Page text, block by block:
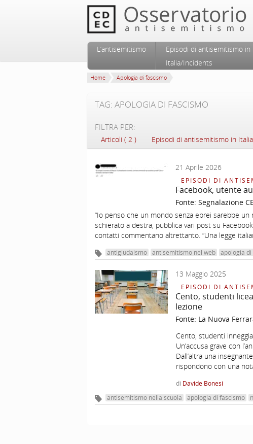
Menu principale
Vai al contenuto principale
Vai al contenuto secondario
L’antisemitismo
Episodi di antisemitismo in
Italia/Incidents
Home Apologia di fascismo
TAG: APOLOGIA DI FASCISMO
FILTRA PER:
Articoli ( 2 ) Episodi di antisemitismo in
21 Aprile 2026
EPISODI DI
Facebook, utente
Fonte: Segnalazione CE
“Io penso che un mondo senza ebrei sarebbe
schierato a destra, pubblica vari post su
contatti commentano altrettanto. “Una legge
antigiudaismo antisemitismo nel web apologia
13 Maggio 2025
EPISODI DI
Cento, studenti
lezione
Fonte: La Nuova
Cento, studenti
Un’accusa grave con
Dall’altra una
rispondono con una
di Davide Bonesi
antisemitismo nella scuola apologia di fascismo